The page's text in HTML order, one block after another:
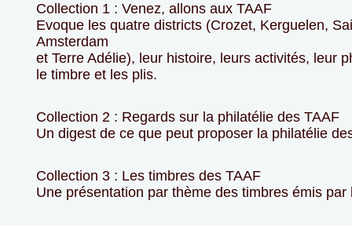
Collection 1 : Venez, allons aux TAAF
Evoque les quatre districts (Crozet, Kerguelen,
Amsterdam
et Terre Adélie), leur histoire, leurs activités, leur
le timbre et les plis.
Collection 2 : Regards sur la philatélie des TAAF
Un digest de ce que peut proposer la philatélie
Collection 3 : Les timbres des TAAF
Une présentation par thème des timbres émis par